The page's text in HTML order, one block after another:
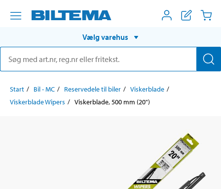
Vælg varehus
Start Bil - MC Reservedele til biler
Viskerblade
Viskerblade Wipers
Viskerblade, 500 mm (20")